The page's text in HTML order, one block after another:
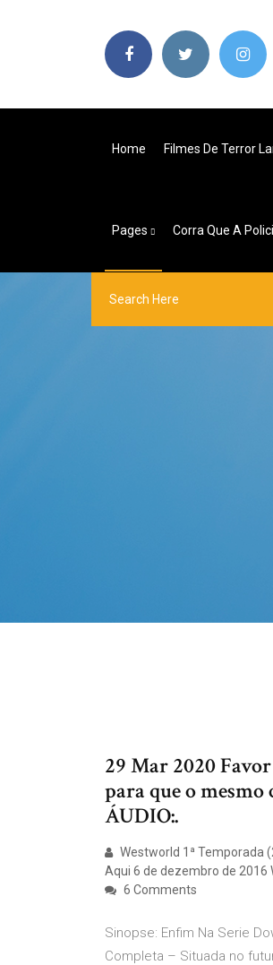
Home Filmes De Terror
Pages Corra Que A
29 Mar 2020
para que o
ÁUDIO:.
Westworld 1ª Temporada
Aqui 6 de dezembro de 2016
6 Comments
Sinopse: Enfim Na Serie
Completa – Situada no